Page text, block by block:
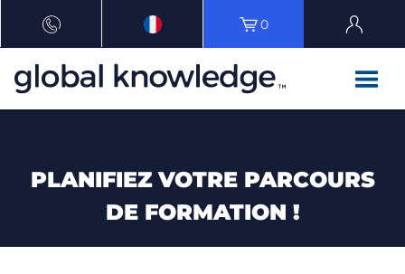
0
PLANIFIEZ VOTRE PARCOURS
DE FORMATION !